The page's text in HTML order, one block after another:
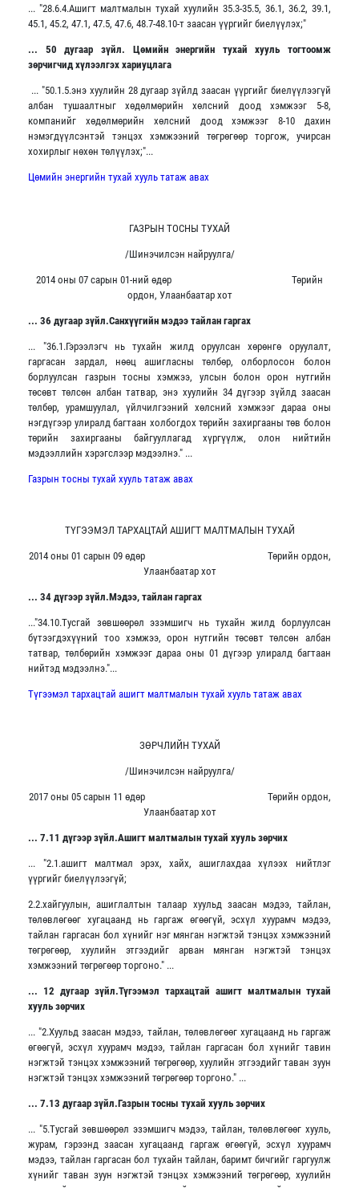
... "28.6.4.Ашигт малтмалын тухай хуулийн 35.3-35.5, 36.1, 36.2, 39.1,
45.1, 45.2, 47.1, 47.5, 47.6, 48.7-48.10-т заасан үүргийг биелүүлэх;"
... 50 дугаар зүйл. Цөмийн энергийн тухай хууль тогтоомж
зөрчигчидхүлээлгэх хариуцлага
... "50.1.5.энэ хуулийн 28 дугаар зүйлд заасан үүргийг биелүүлээгүй
албан тушаалтныг хөдөлмөрийн хөлсний доод хэмжээг 5-8,
компанийг хөдөлмөрийн хөлсний доод хэмжээг 8-10 дахин
нэмэгдүүлсэнтэй тэнцэх хэмжээний төгрөгөөр торгож, учирсан
хохирлыг нөхөн төлүүлэх;"...
Цөмийн энергийн тухай хууль татаж авах
ГАЗРЫН ТОСНЫ ТУХАЙ
/Шинэчилсэн найруулга/
2014 оны 07 сарын 01-ний өдөр Төрийн
ордон, Улаанбаатар хот
... 36 дугаар зүйл.Санхүүгийн мэдээ тайлан гаргах
... "36.1.Гэрээлэгч нь тухайн жилд оруулсан хөрөнгө оруулалт,
гаргасан зардал, нөөц ашигласны төлбөр, олборлосон болон
борлуулсан газрын тосны хэмжээ, улсын болон орон нутгийн
төсөвт төлсөн албан татвар, энэ хуулийн 34 дүгээр зүйлд заасан
төлбөр, урамшуулал, үйлчилгээний хөлсний хэмжээг дараа оны
нэгдүгээр улиралд багтаан холбогдох төрийн захиргааны төв болон
төрийн захиргааны байгууллагад хүргүүлж, олон нийтийн
мэдээллийн хэрэгслээр мэдээлнэ." ...
Газрын тосны тухай хууль татаж авах
ТҮГЭЭМЭЛ ТАРХАЦТАЙ АШИГТ МАЛТМАЛЫН ТУХАЙ
2014 оны 01 сарын 09 өдөр Төрийн ордон,
Улаанбаатар хот
... 34 дүгээр зүйл.Мэдээ, тайлан гаргах
..."34.10.Тусгай зөвшөөрөл эзэмшигч нь тухайн жилд борлуулсан
бүтээгдэхүүний тоо хэмжээ, орон нутгийн төсөвт төлсөн албан
татвар, төлбөрийн хэмжээг дараа оны 01 дүгээр улиралд багтаан
нийтэд мэдээлнэ."...
Түгээмэл тархацтай ашигт малтмалын тухай хууль татаж авах
ЗӨРЧЛИЙН ТУХАЙ
/Шинэчилсэн найруулга/
2017 оны 05 сарын 11 өдөр Төрийн ордон,
Улаанбаатар хот
... 7.11 дүгээр зүйл.Ашигт малтмалын тухай хууль зөрчих
... "2.1.ашигт малтмал эрэх, хайх, ашиглахдаа хүлээх нийтлэг
үүргийг биелүүлээгүй;
2.2.хайгуулын, ашиглалтын талаар хуульд заасан мэдээ, тайлан,
төлөвлөгөөг хугацаанд нь гаргаж өгөөгүй, эсхүл хуурамч мэдээ,
тайлан гаргасан бол хүнийг нэг мянган нэгжтэй тэнцэх хэмжээний
төгрөгөөр, хуулийн этгээдийг арван мянган нэгжтэй тэнцэх
хэмжээний төгрөгөөр торгоно." ...
... 12 дугаар зүйл.Түгээмэл тархацтай ашигт малтмалын тухай
хууль зөрчих
... "2.Хуульд заасан мэдээ, тайлан, төлөвлөгөөг хугацаанд нь гаргаж
өгөөгүй, эсхүл хуурамч мэдээ, тайлан гаргасан бол хүнийг тавин
нэгжтэй тэнцэх хэмжээний төгрөгөөр, хуулийн этгээдийг таван зуун
нэгжтэй тэнцэх хэмжээний төгрөгөөр торгоно." ...
... 7.13 дугаар зүйл.Газрын тосны тухай хууль зөрчих
... "5.Тусгай зөвшөөрөл эзэмшигч мэдээ, тайлан, төлөвлөгөөг хууль,
журам, гэрээнд заасан хугацаанд гаргаж өгөөгүй, эсхүл хуурамч
мэдээ, тайлан гаргасан бол тухайн тайлан, баримт бичгийг гаргуулж
хүнийг таван зуун нэгжтэй тэнцэх хэмжээний төгрөгөөр, хуулийн